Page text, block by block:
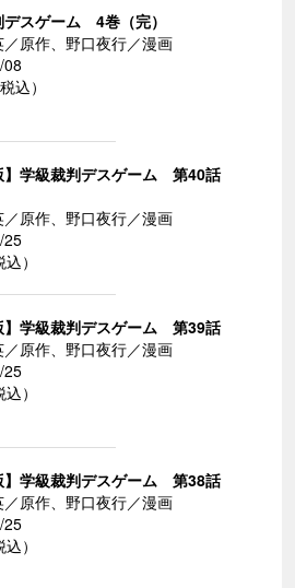
デスゲーム 4巻（完）
原作、野口夜行／漫画
込）
】学級裁判デスゲーム 第40話
原作、野口夜行／漫画
25
）
】学級裁判デスゲーム 第39話
原作、野口夜行／漫画
25
）
】学級裁判デスゲーム 第38話
原作、野口夜行／漫画
25
）